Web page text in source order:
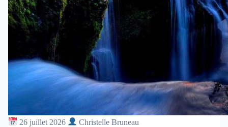
26 juillet 2026 Christelle Bruneau